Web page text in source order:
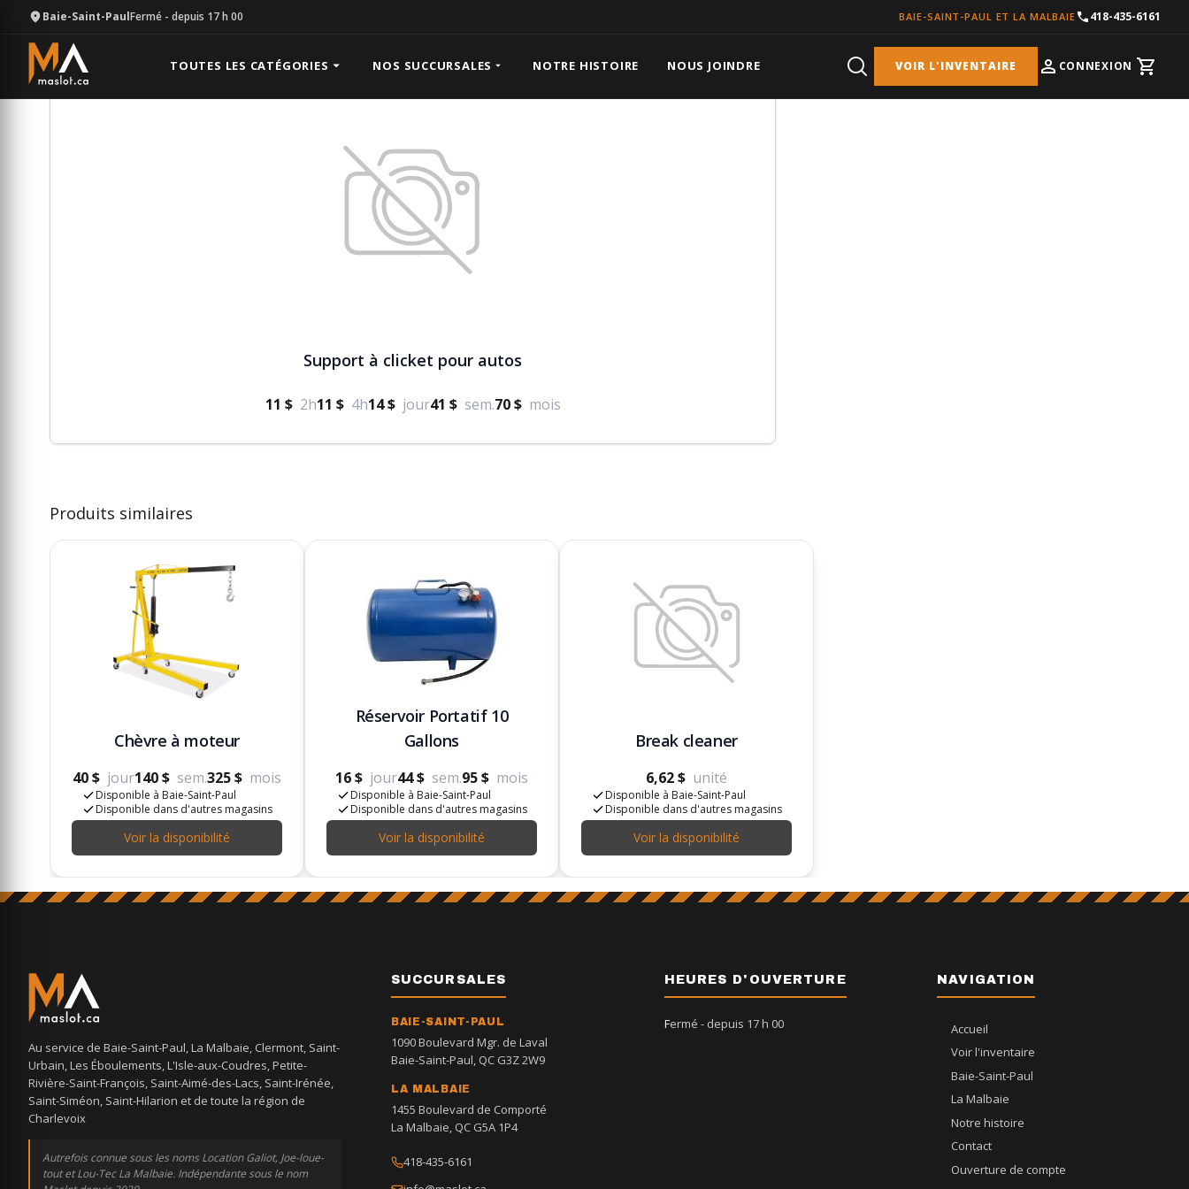
Baie-Saint-PaulFermé - depuis 17 h 00 BAIE-SAINT-PAUL ET LA MALBAIE 418-435-6161
TOUTES LES CATÉGORIES NOS SUCCURSALES NOTRE HISTOIRE NOUS JOINDRE VOIR L'INVENTAIRE CONNEXION Cart
Équipement Mécanique
Support à clicket pour autos
11 $ 2h11 $ 4h14 $ jour41 $ sem.70 $ mois
Produits similaires
Chèvre à moteur
40 $ jour140 $ sem.325 $ mois
Disponible à Baie-Saint-Paul
Disponible dans d'autres magasins
Voir la disponibilité
Réservoir Portatif 10
Gallons
16 $ jour44 $ sem.95 $ mois
Disponible à Baie-Saint-Paul
Disponible dans d'autres magasins
Voir la disponibilité
Break cleaner
6,62 $ unité
Disponible à Baie-Saint-Paul
Disponible dans d'autres magasins
Voir la disponibilité
Au service de Baie-Saint-Paul, La Malbaie, Clermont, Saint-
Urbain, Les Éboulements, L'Isle-aux-Coudres, Petite-
Rivière-Saint-François, Saint-Aimé-des-Lacs, Saint-Irénée,
Saint-Siméon, Saint-Hilarion et de toute la région de
Charlevoix
Autrefois connue sous les noms Location Galiot, Joe-loue-
tout et Lou-Tec La Malbaie. Indépendante sous le nom
SUCCURSALES
BAIE-SAINT-PAUL
1090 Boulevard Mgr. de Laval
Baie-Saint-Paul, QC G3Z 2W9
LA MALBAIE
1455 Boulevard de Comporté
La Malbaie, QC G5A 1P4
418-435-6161
HEURES D'OUVERTURE
Fermé - depuis 17 h 00
NAVIGATION
Accueil
Voir l'inventaire
Baie-Saint-Paul
La Malbaie
Notre histoire
Contact
Ouverture de compte